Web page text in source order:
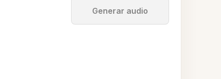
Generar audio
Detener